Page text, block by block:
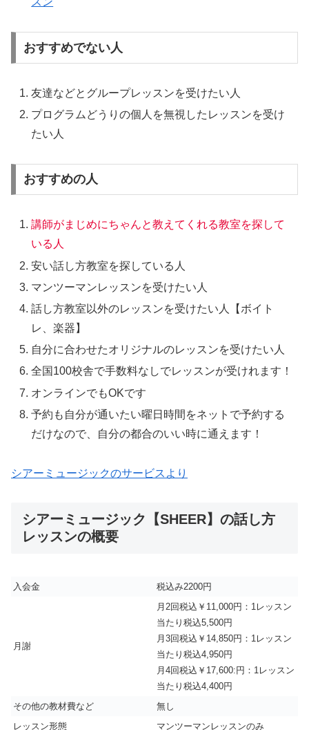
おすすめでない人
友達などとグループレッスンを受けたい人
プログラムどうりの個人を無視したレッスンを受け
たい人
おすすめの人
講師がまじめにちゃんと教えてくれる教室を探して
いる人
安い話し方教室を探している人
マンツーマンレッスンを受けたい人
話し方教室以外のレッスンを受けたい人【ボイト
レ、楽器】
自分に合わせたオリジナルのレッスンを受けたい人
全国100校舎で手数料なしでレッスンが受けれます！
オンラインでもOKです
予約も自分が通いたい曜日時間をネットで予約する
だけなので、自分の都合のいい時に通えます！
シアーミュージックのサービスより
シアーミュージック【SHEER】の話し方
レッスンの概要
入会金 税込み2200円
月謝
月2回税込￥11,000円：1レッスン
当たり税込5,500円
月3回税込￥14,850円：1レッスン
当たり税込4,950円
月4回税込￥17,600:円：1レッスン
当たり税込4,400円
その他の教材費など
無し
レッスン形態
マンツーマンレッスンのみ